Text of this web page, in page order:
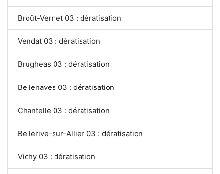
Broût-Vernet 03 : dératisation
Vendat 03 : dératisation
Brugheas 03 : dératisation
Bellenaves 03 : dératisation
Chantelle 03 : dératisation
Bellerive-sur-Allier 03 : dératisation
Vichy 03 : dératisation